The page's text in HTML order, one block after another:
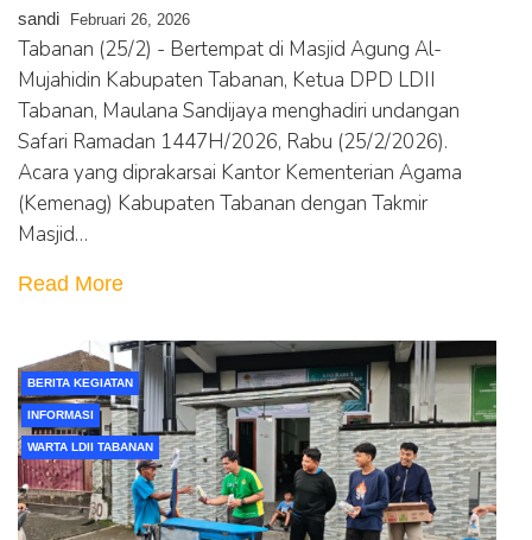
sandi Februari 26, 2026
Tabanan (25/2) - Bertempat di Masjid Agung Al-
Mujahidin Kabupaten Tabanan, Ketua DPD LDII
Tabanan, Maulana Sandijaya menghadiri undangan
Safari Ramadan 1447H/2026, Rabu (25/2/2026).
Acara yang diprakarsai Kantor Kementerian Agama
(Kemenag) Kabupaten Tabanan dengan Takmir
Masjid…
Read More
BERITA KEGIATAN
INFORMASI
WARTA LDII TABANAN